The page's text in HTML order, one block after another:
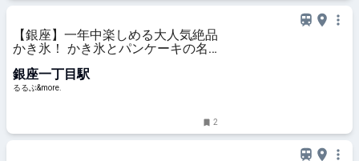
【銀座】一年中楽しめる大人気絶品
かき氷！ かき氷とパンケーキの名
&more.
銀座一丁目駅
るるぶ&more.
2